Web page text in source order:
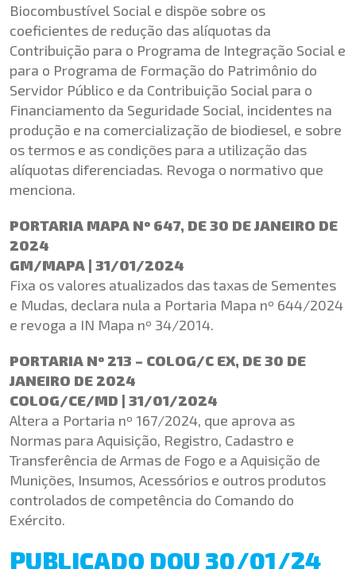
Biocombustível Social e dispõe sobre os
coeficientes de redução das alíquotas da
Contribuição para o Programa de Integração Social e
para o Programa de Formação do Patrimônio do
Servidor Público e da Contribuição Social para o
Financiamento da Seguridade Social, incidentes na
produção e na comercialização de biodiesel, e sobre
os termos e as condições para a utilização das
alíquotas diferenciadas. Revoga o normativo que
menciona.
PORTARIA MAPA Nº 647, DE 30 DE JANEIRO DE
2024
GM/MAPA | 31/01/2024
Fixa os valores atualizados das taxas de Sementes
e Mudas, declara nula a Portaria Mapa nº 644/2024
e revoga a IN Mapa nº 34/2014.
PORTARIA Nº 213 – COLOG/C EX, DE 30 DE
JANEIRO DE 2024
COLOG/CE/MD | 31/01/2024
Altera a Portaria nº 167/2024, que aprova as
Normas para Aquisição, Registro, Cadastro e
Transferência de Armas de Fogo e a Aquisição de
Munições, Insumos, Acessórios e outros produtos
controlados de competência do Comando do
Exército.
PUBLICADO DOU 30/01/24